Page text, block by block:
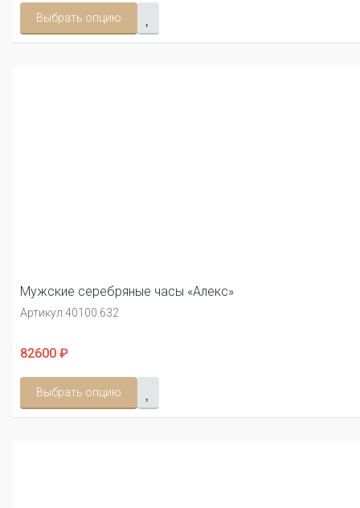
Выбрать опцию
Мужские серебряные часы «Алекс»
Артикул:40100.632
82600 ₽
Выбрать опцию